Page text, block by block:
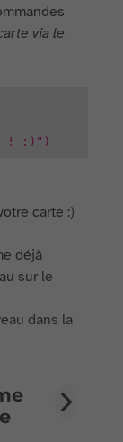
via le
! :)")
carte :)
déjà
sur le
dans la